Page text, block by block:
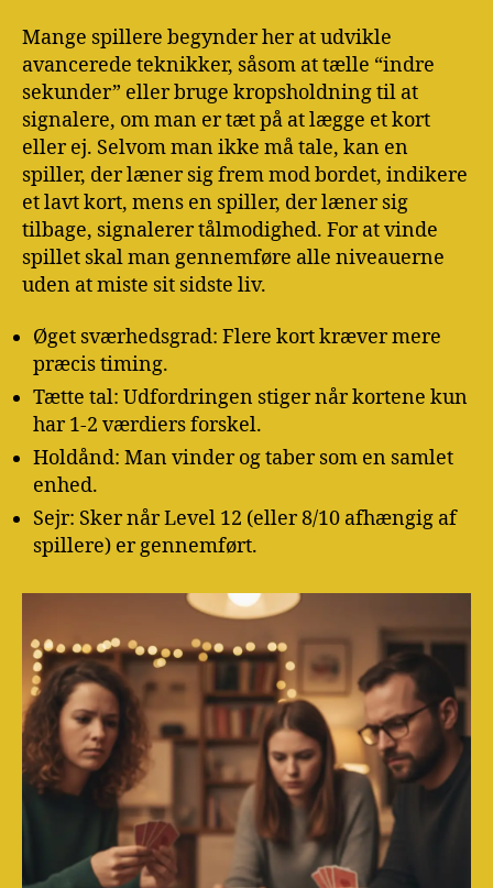
Mange spillere begynder her at udvikle
avancerede teknikker, såsom at tælle “indre
sekunder” eller bruge kropsholdning til at
signalere, om man er tæt på at lægge et kort
eller ej. Selvom man ikke må tale, kan en
spiller, der læner sig frem mod bordet, indikere
et lavt kort, mens en spiller, der læner sig
tilbage, signalerer tålmodighed. For at vinde
spillet skal man gennemføre alle niveauerne
uden at miste sit sidste liv.
Øget sværhedsgrad: Flere kort kræver mere
præcis timing.
Tætte tal: Udfordringen stiger når kortene kun
har 1-2 værdiers forskel.
Holdånd: Man vinder og taber som en samlet
enhed.
Sejr: Sker når Level 12 (eller 8/10 afhængig af
spillere) er gennemført.